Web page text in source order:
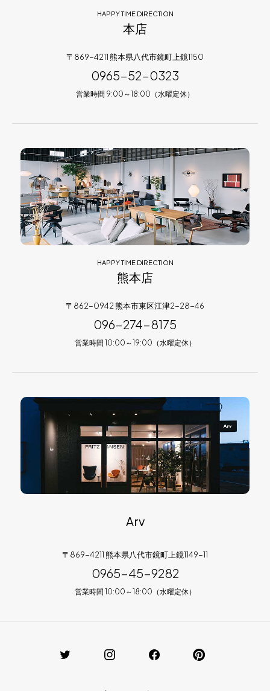
HAPPY TIME DIRECTION
本店
〒869-4211 熊本県八代市鏡町上鏡1150
0965-52-0323
営業時間 9:00～18:00（水曜定休）
HAPPY TIME DIRECTION
熊本店
〒862-0942 熊本市東区江津2-28-46
096-274-8175
営業時間 10:00～19:00（水曜定休）
Arv
〒869-4211 熊本県八代市鏡町上鏡1149-11
0965-45-9282
営業時間 10:00～18:00（水曜定休）